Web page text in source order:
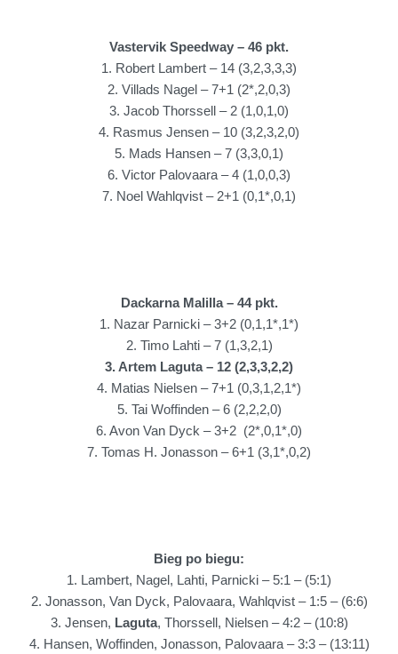
Vastervik Speedway – 46 pkt.
1. Robert Lambert – 14 (3,2,3,3,3)
2. Villads Nagel – 7+1 (2*,2,0,3)
3. Jacob Thorssell – 2 (1,0,1,0)
4. Rasmus Jensen – 10 (3,2,3,2,0)
5. Mads Hansen – 7 (3,3,0,1)
6. Victor Palovaara – 4 (1,0,0,3)
7. Noel Wahlqvist – 2+1 (0,1*,0,1)
Dackarna Malilla – 44 pkt.
1. Nazar Parnicki – 3+2 (0,1,1*,1*)
2. Timo Lahti – 7 (1,3,2,1)
3. Artem Laguta – 12 (2,3,3,2,2)
4. Matias Nielsen – 7+1 (0,3,1,2,1*)
5. Tai Woffinden – 6 (2,2,2,0)
6. Avon Van Dyck – 3+2 (2*,0,1*,0)
7. Tomas H. Jonasson – 6+1 (3,1*,0,2)
Bieg po biegu:
1. Lambert, Nagel, Lahti, Parnicki – 5:1 – (5:1)
2. Jonasson, Van Dyck, Palovaara, Wahlqvist – 1:5 – (6:6)
3. Jensen, Laguta, Thorssell, Nielsen – 4:2 – (10:8)
4. Hansen, Woffinden, Jonasson, Palovaara – 3:3 – (13:11)